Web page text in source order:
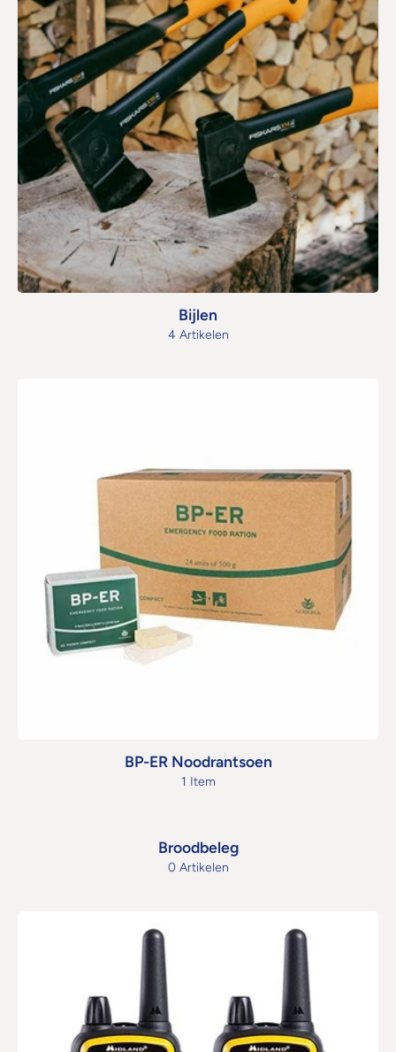
Bijlen
4 Artikelen
BP-ER Noodrantsoen
1 Item
Broodbeleg
0 Artikelen